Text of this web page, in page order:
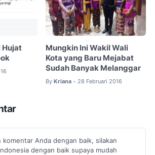
Hujat
Mungkin Ini Wakil Wali
Kota yang Baru Mejabat
Sudah Banyak Melanggar
By Kriana • 28 Februari 2016
komentar Anda dengan baik, silakan
dengan baik supaya mudah